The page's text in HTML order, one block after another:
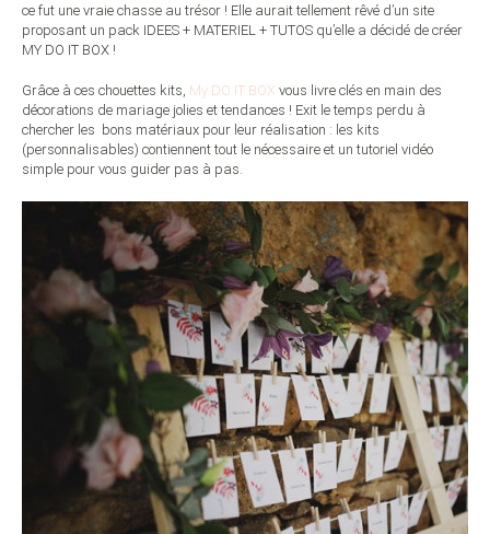
ce fut une vraie chasse au trésor ! Elle aurait tellement rêvé d’un site
proposant un pack IDEES + MATERIEL + TUTOS qu’elle a décidé de créer
MY DO IT BOX !
Grâce à ces chouettes kits, My DO IT BOX vous livre clés en main des
décorations de mariage jolies et tendances ! Exit le temps perdu à
chercher les bons matériaux pour leur réalisation : les kits
(personnalisables) contiennent tout le nécessaire et un tutoriel vidéo
simple pour vous guider pas à pas.